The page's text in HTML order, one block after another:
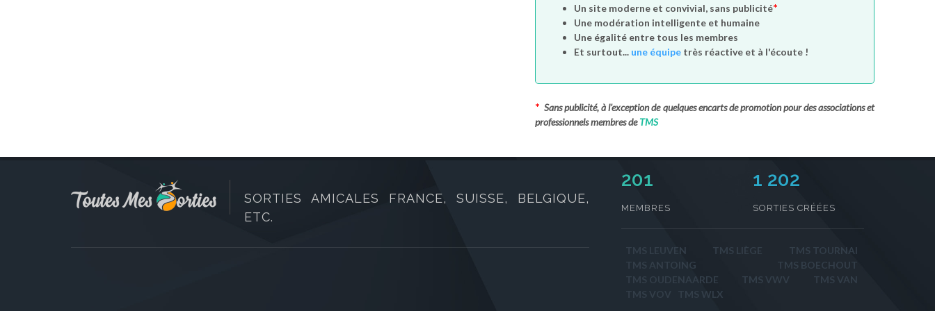
Un site moderne et convivial, sans publicité*
Une modération intelligente et humaine
Une égalité entre tous les membres
Et surtout... une équipe très réactive et à l'écoute !
* Sans publicité, à l'exception de quelques encarts de promotion pour des associations et
professionnels membres deTMS
SORTIES AMICALES FRANCE, SUISSE, BELGIQUE,
ETC.
234
MEMBRES
1 202
SORTIES CRÉÉES
TMS LEUVEN TMS LIÈGE
TMS TOURNAI
TMS ANTOING
TMS BOECHOUT
TMS OUDENAARDE
TMS VWV
TMS VAN
TMS VOV
TMS WLX